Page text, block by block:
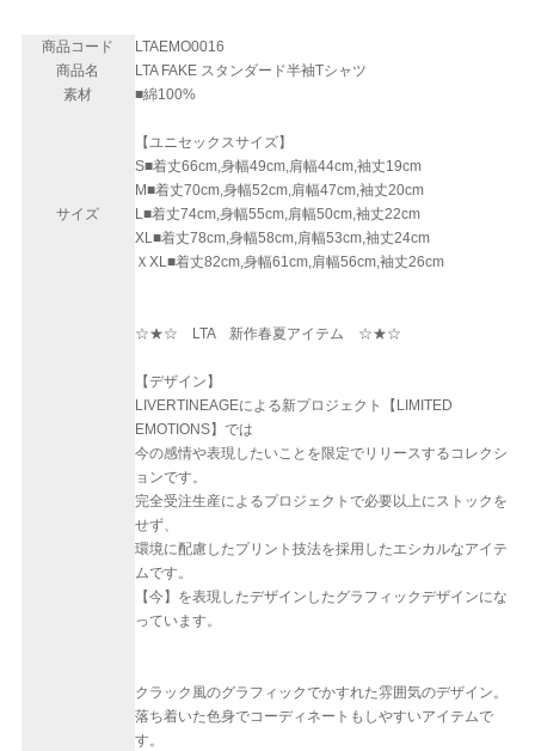
商品コード
LTAEMO0016
商品名
LTA FAKE スタンダード半袖Tシャツ
素材
■綿100%
サイズ
【ユニセックスサイズ】
S■着丈66cm,身幅49cm,肩幅44cm,袖丈19cm
M■着丈70cm,身幅52cm,肩幅47cm,袖丈20cm
L■着丈74cm,身幅55cm,肩幅50cm,袖丈22cm
XL■着丈78cm,身幅58cm,肩幅53cm,袖丈24cm
ＸXL■着丈82cm,身幅61cm,肩幅56cm,袖丈26cm
☆★☆ LTA 新作春夏アイテム ☆★☆
【デザイン】
LIVERTINEAGEによる新プロジェクト【LIMITED
EMOTIONS】では
今の感情や表現したいことを限定でリリースするコレクシ
ョンです。
完全受注生産によるプロジェクトで必要以上にストックを
せず、
環境に配慮したプリント技法を採用したエシカルなアイテ
ムです。
【今】を表現したデザインしたグラフィックデザインにな
っています。
クラック風のグラフィックでかすれた雰囲気のデザイン。
落ち着いた色身でコーディネートもしやすいアイテムで
す。